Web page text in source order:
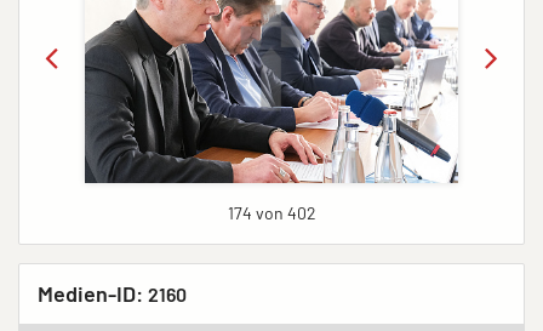
174 von 402
Medien-ID: 2160